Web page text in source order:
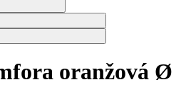
oranžová Ø